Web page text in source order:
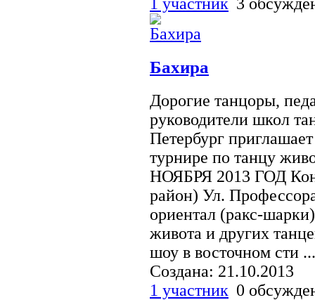
1 участник 3
Бахира
Дорогие танцоры,
руководители школ
Петербург
турнире по танцу
НОЯБРЯ 2013 ГОД
район) Ул.
ориентал (ракс-
живота и других
шоу в восточном сти ...
Создана: 21.10.2013
1 участник 0